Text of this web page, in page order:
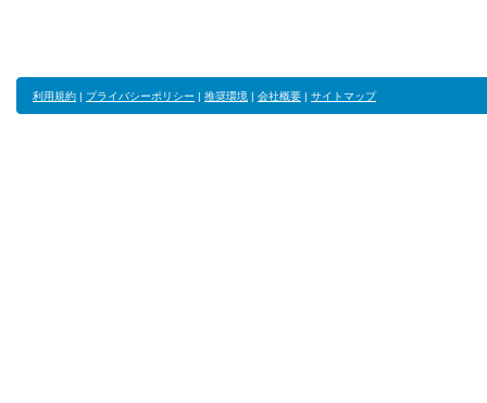
利用規約 | プライバシーポリシー | 推奨環境 | 会社概要 | サイトマップ